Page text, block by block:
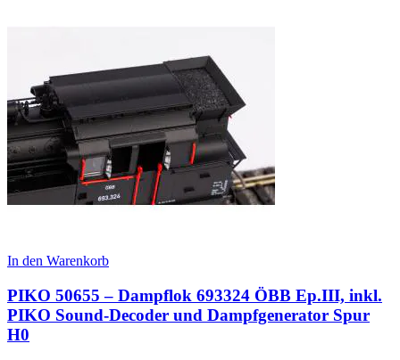
In den Warenkorb
PIKO 50655 – Dampflok 693324 ÖBB Ep.III, inkl.
PIKO Sound-Decoder und Dampfgenerator Spur
H0